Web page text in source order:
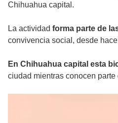
Chihuahua capital.
La actividad forma parte de
convivencia social, desde
En Chihuahua capital esta
ciudad mientras conocen